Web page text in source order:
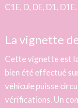
C1E, D, DE, D1, D1E.
La vignette
Cette vignette est
bien été effectué
véhicule puisse
vérifications. Un